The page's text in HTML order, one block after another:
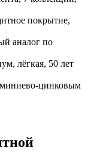
покрытие,
аналог по
лёгкая, 50 лет
цинковым